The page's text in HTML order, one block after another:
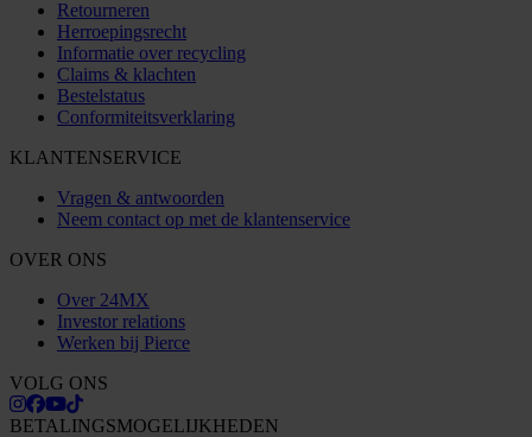
Retourneren
Herroepingsrecht
Informatie over recycling
Claims & klachten
Bestelstatus
Conformiteitsverklaring
KLANTENSERVICE
Vragen & antwoorden
Neem contact op met de klantenservice
OVER ONS
Over 24MX
Investor relations
Werken bij Pierce
VOLG ONS
BETALINGSMOGELIJKHEDEN